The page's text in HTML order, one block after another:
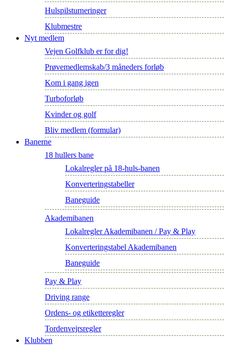
Hulspilsturneringer
Klubmestre
Nyt medlem
Vejen Golfklub er for dig!
Prøvemedlemskab/3 måneders forløb
Kom i gang igen
Turboforløb
Kvinder og golf
Bliv medlem (formular)
Banerne
18 hullers bane
Lokalregler på 18-huls-banen
Konverteringstabeller
Baneguide
Akademibanen
Lokalregler Akademibanen / Pay & Play
Konverteringstabel Akademibanen
Baneguide
Pay & Play
Driving range
Ordens- og etiketteregler
Tordenvejrsregler
Klubben